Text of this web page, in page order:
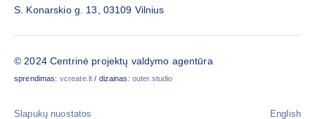
S. Konarskio g. 13, 03109 Vilnius
© 2024 Centrinė projektų valdymo agentūra
sprendimas: vcreate.lt / dizainas: outer.studio
Slapukų nuostatos English